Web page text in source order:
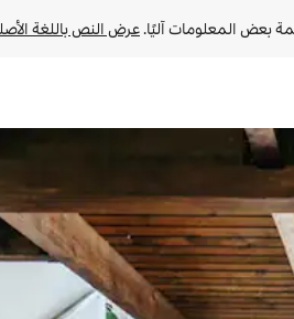
بعض المعلومات آليًا. عرض النص باللغة